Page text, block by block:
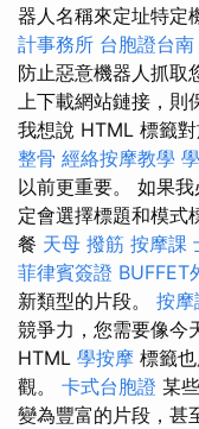
器人名稱來定址特定
計事務所 台胞證台南
防止惡意機器人抓取
上下載網站鏈接，則
我想說 HTML 標籤
整骨 經絡按摩教學
以前更重要。 如果
定會選擇標題和模
餐 天母 撥筋 按摩課
菲律賓簽證 BUFFET
新類型的片段。 按摩
競爭力，您需要像今
HTML 學按摩 標籤
觀。 卡式台胞證 某
變為豐富的片段，甚